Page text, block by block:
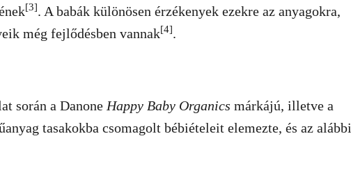
[3]. A babák különösen érzékenyek ezekre az anyagokra,
még fejlődésben vannak[4].
során a Danone Happy Baby Organics márkájú, illetve a
tasakokba csomagolt bébiételeit elemezte, és az alábbi